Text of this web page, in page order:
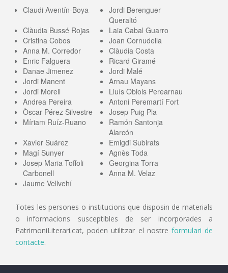
Claudi Aventín-Boya
Jordi Berenguer
Queraltó
Clàudia Bussé Rojas
Laia Cabal Guarro
Cristina Cobos
Joan Cornudella
Anna M. Corredor
Clàudia Costa
Enric Falguera
Ricard Giramé
Danae Jimenez
Jordi Malé
Jordi Manent
Arnau Mayans
Jordi Morell
Lluís Obiols Perearnau
Andrea Pereira
Antoni Peremartí Fort
Òscar Pérez Silvestre
Josep Puig Pla
Míriam Ruíz-Ruano
Ramón Santonja
Alarcón
Xavier Suárez
Emigdi Subirats
Magí Sunyer
Agnès Toda
Josep Maria Toffoli
Carbonell
Georgina Torra
Anna M. Velaz
Jaume Vellvehí
Totes les persones o institucions que disposin de materials
o informacions susceptibles de ser incorporades a
PatrimoniLiterari.cat, poden utilitzar el nostre formulari de
contacte.